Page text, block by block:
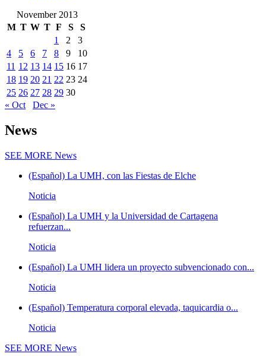
November 2013
M T W T F S
S
1
2
3
4
5 6 7 8 9
10
11 12 13 14 15 16 17
18 19 20 21 22 23 24
25 26 27 28 29 30
« Oct
Dec »
News
SEE MORE News
(Español) La UMH, con las Fiestas de Elche
Noticia
(Español) La UMH y la Universidad de Cartagena
refuerzan...
Noticia
(Español) La UMH lidera un proyecto subvencionado con...
Noticia
(Español) Temperatura corporal elevada, taquicardia o...
Noticia
SEE MORE News